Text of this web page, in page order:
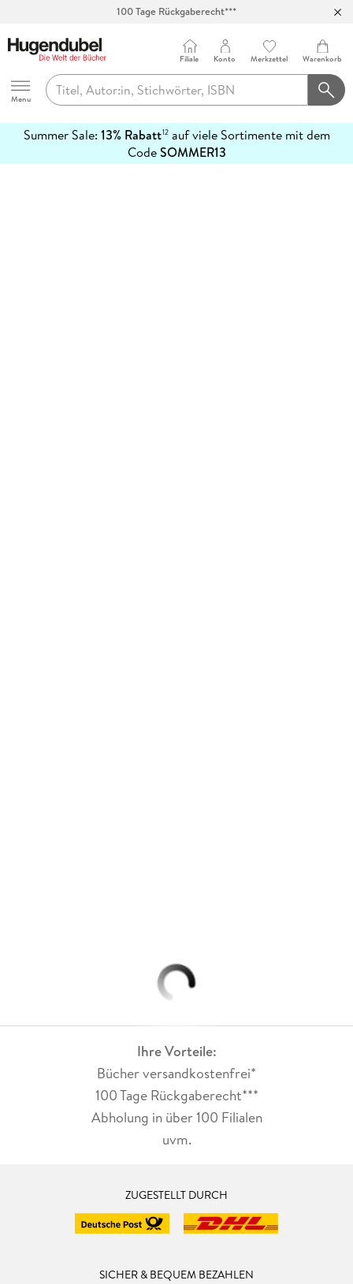
100 Tage Rückgaberecht***
Hugendubel
Menu
Filiale Konto Merkzettel Warenkorb
Summer Sale: 13% Rabatt12auf viele Sortimente mit dem
CodeSOMMER13
erfahren
Ihre Vorteile:
Bücher versandkostenfrei*
100 Tage Rückgaberecht***
Abholung in über 100 Filialen
uvm.
ZUGESTELLT DURCH
SICHER & BEQUEM BEZAHLEN